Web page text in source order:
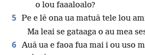
o lou faaaloalo?
5 Pe e lē ona ua matuā tele lou
Ma leai se gataaga o au mea
6 Auā ua e faoa fua mai i ou uso